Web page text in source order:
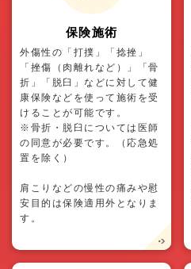
保険施術
外傷性の「打撲」「捻挫」
「挫傷（肉離れなど）」「骨
折」「脱臼」などに対して健
康保険などを使って施術を受
けることが可能です。
※骨折・脱臼については医師
の同意が必要です。（応急処
置を除く）
肩こりなどの慢性の痛みや慰
安目的は保険適用外となりま
す。